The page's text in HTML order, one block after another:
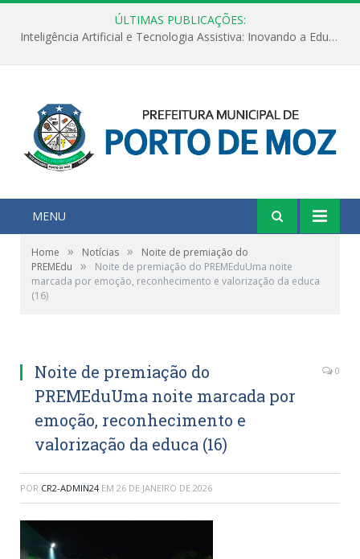
ÚLTIMAS PUBLICAÇÕES:
Inteligência Artificial e Tecnologia Assistiva: Inovando a Educação Especial e Inclusiva
MENU
Home » Notícias »
Noite de premiação do
PREMEdu
»
Noite de premiação do PREMEduUma noite
marcada por emoção, reconhecimento e valorização da educa
(16)
Noite de premiação do
PREMEduUma noite marcada por
emoção, reconhecimento e
valorização da educa (16)
0
POR CR2-ADMIN24 EM 26 DE JANEIRO DE 2026